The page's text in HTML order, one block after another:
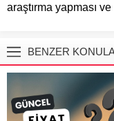
araştırma yapması
BENZER